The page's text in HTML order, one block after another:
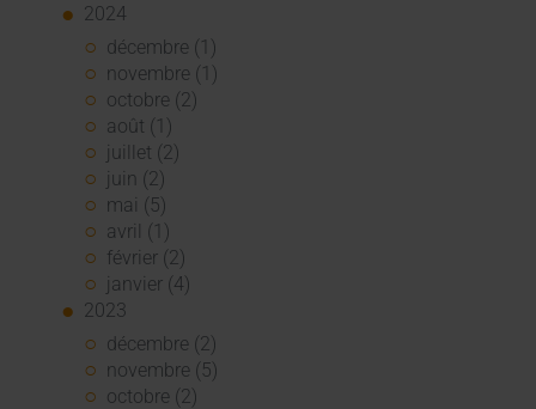
2024
décembre (1)
novembre (1)
octobre (2)
août (1)
juillet (2)
juin (2)
mai (5)
avril (1)
février (2)
janvier (4)
2023
décembre (2)
novembre (5)
octobre (2)